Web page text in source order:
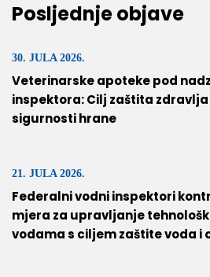
Posljednje objave
30. JULA 2026.
Veterinarske apoteke pod
inspektora: Cilj zaštita
sigurnosti hrane
21. JULA 2026.
Federalni vodni inspektori
mjera za upravljanje
vodama s ciljem zaštite voda i